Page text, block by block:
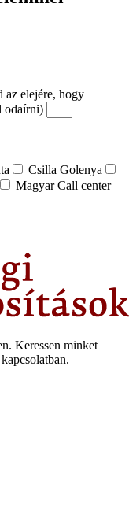
az elejére, hogy
odaírni)
Csilla Golenya
Magyar Call center
Keressen minket